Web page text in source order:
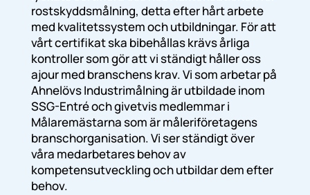
rostskyddsmålning, detta efter hårt arbete
med kvalitetssystem och utbildningar. För att
vårt certifikat ska bibehållas krävs årliga
kontroller som gör att vi ständigt håller oss
ajour med branschens krav. Vi som arbetar på
Ahnelövs Industrimålning är utbildade inom
SSG-Entré och givetvis medlemmar i
Målaremästarna som är måleriföretagens
branschorganisation. Vi ser ständigt över
våra medarbetares behov av
kompetensutveckling och utbildar dem efter
behov.